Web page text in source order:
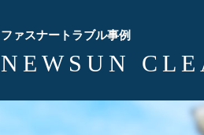
ファスナートラブル事例
NEWSUN